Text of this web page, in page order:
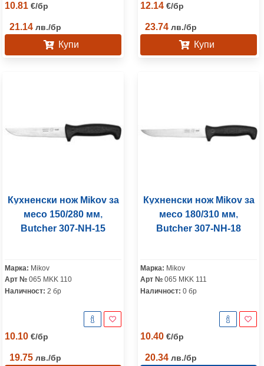
10.81 €/бр
21.14 лв./бр
Купи
12.14 €/бр
23.74 лв./бр
Купи
Кухненски нож Mikov за
месо 150/280 мм,
Butcher 307-NH-15
Марка: Mikov
Арт № 065 MKK 110
Наличност: 2 бр
10.10 €/бр
19.75 лв./бр
Кухненски нож Mikov за
месо 180/310 мм,
Butcher 307-NH-18
Марка: Mikov
Арт № 065 MKK 111
Наличност: 0 бр
10.40 €/бр
20.34 лв./бр